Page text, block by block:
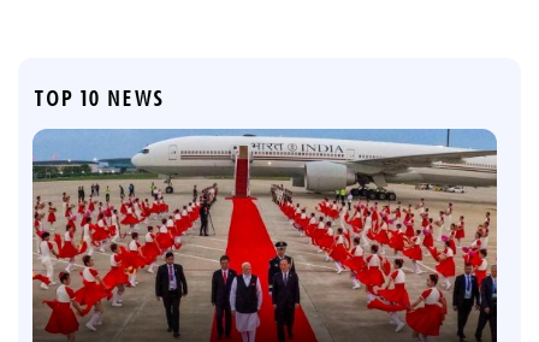
TOP 10 NEWS